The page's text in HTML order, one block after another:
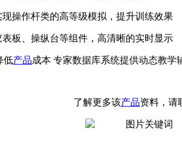
操作杆类的高等级模拟，提升训练效果
板、操纵台等组件，高清晰的实时显示
低产品成本 专家数据库系统提供动态教
了解更多该产品资料，请